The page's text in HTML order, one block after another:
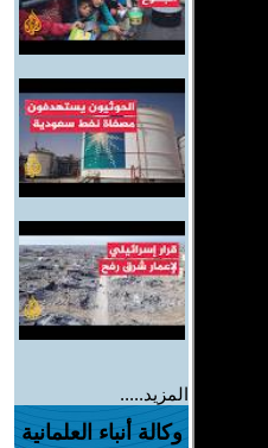
المزيد.....
وكالة أنباء العلمانية